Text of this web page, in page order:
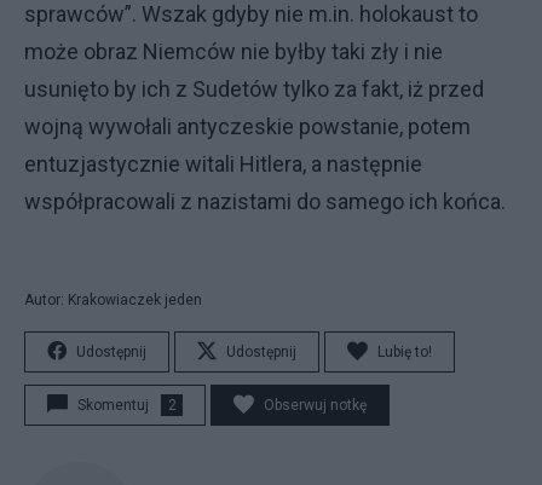
sprawców”. Wszak gdyby nie m.in. holokaust to
może obraz Niemców nie byłby taki zły i nie
usunięto by ich z Sudetów tylko za fakt, iż przed
wojną wywołali antyczeskie powstanie, potem
entuzjastycznie witali Hitlera, a następnie
współpracowali z nazistami do samego ich końca.
Autor: Krakowiaczek jeden
Udostępnij Udostępnij Lubię to!
Skomentuj 2 Obserwuj notkę